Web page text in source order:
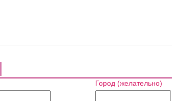
Город (желательно)